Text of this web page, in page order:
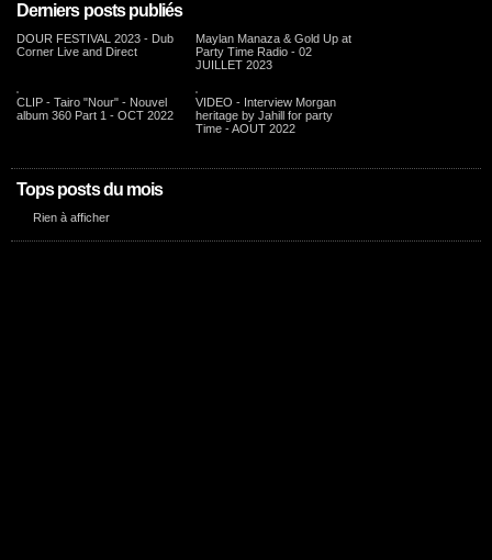
Derniers posts publiés
DOUR FESTIVAL 2023 - Dub
Corner Live and Direct
Maylan Manaza & Gold Up at
Party Time Radio - 02
JUILLET 2023
CLIP - Tairo "Nour" - Nouvel
album 360 Part 1 - OCT 2022
VIDEO - Interview Morgan
heritage by Jahill for party
Time - AOUT 2022
Tops posts du mois
Rien à afficher